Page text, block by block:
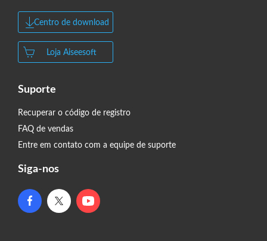
Centro de download
Loja Aiseesoft
Suporte
Recuperar o código de registro
FAQ de vendas
Entre em contato com a equipe de suporte
Siga-nos